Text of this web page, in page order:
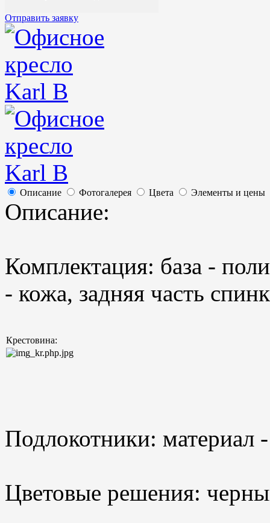
Отправить заявку
Описание Фотогалерея Цвета Элементы и цены
Описание:
Комплектация: база -
- кожа, задняя часть
Крестовина:
Подлокотники: материал
Цветовые решения: